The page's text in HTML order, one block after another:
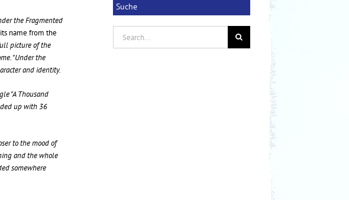
the Fragmented
name from the
picture of the
"Under the
and identity.
"A Thousand
up with 36
to the mood of
and the whole
somewhere
Suche